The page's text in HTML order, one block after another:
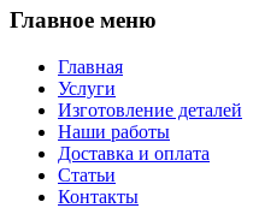
Главное меню
Главная
Услуги
Изготовление деталей
Наши работы
Доставка и оплата
Статьи
Контакты